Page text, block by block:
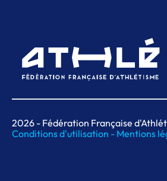
2026 - Fédération Française
Conditions d'utilisation - Mentions